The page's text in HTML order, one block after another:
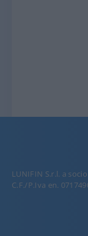
LUNIFIN S.r.l. a
C.F./P.Iva en.